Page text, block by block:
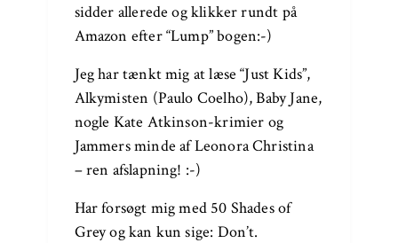
sidder allerede og klikker rundt på
Amazon efter “Lump” bogen:-)
Jeg har tænkt mig at læse “Just Kids”,
Alkymisten (Paulo Coelho), Baby Jane,
nogle Kate Atkinson-krimier og
Jammers minde af Leonora Christina
– ren afslapning! :-)
Har forsøgt mig med 50 Shades of
Grey og kan kun sige: Don’t.